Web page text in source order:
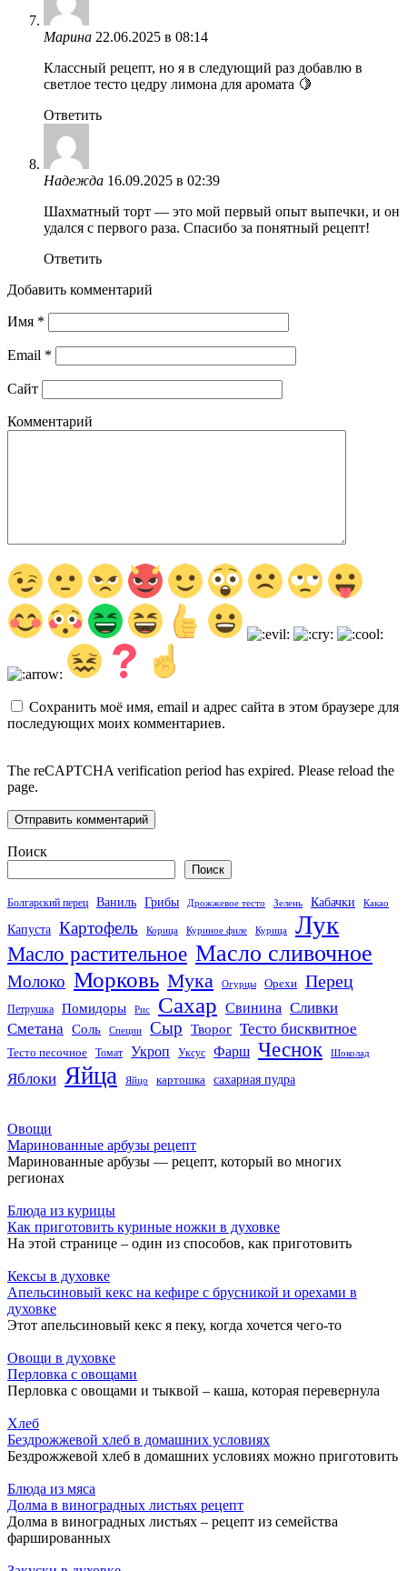
Марина 22.06.2025 в 08:14
Классный рецепт, но я в следующий раз добавлю в
светлое тесто цедру лимона для аромата 🍋
Ответить
Надежда 16.09.2025 в 02:39
Шахматный торт — это мой первый опыт выпечки, и он
удался с первого раза. Спасибо за понятный рецепт!
Ответить
Добавить комментарий
Имя *
Email *
Сайт
Комментарий
Сохранить моё имя, email и адрес сайта в этом браузере для
последующих моих комментариев.
The reCAPTCHA verification period has expired. Please reload the
page.
Поиск
Поиск
Болгарский перец Ваниль Грибы Дрожжевое тесто Зелень Кабачки Какао
Капуста Картофель Корица Куриное филе Курица Лук
Масло растительное Масло сливочное
Молоко Морковь Мука Огурцы Орехи Перец
Петрушка Помидоры Рис Сахар Свинина Сливки
Сметана Соль Специи Сыр Творог Тесто бисквитное
Тесто песочное Томат Укроп Уксус Фарш Чеснок Шоколад
Яблоки Яйца Яйцо картошка сахарная пудра
Овощи
Маринованные арбузы рецепт
Маринованные арбузы — рецепт, который во многих
регионах
Блюда из курицы
Как приготовить куриные ножки в духовке
На этой странице – один из способов, как приготовить
Кексы в духовке
Апельсиновый кекс на кефире с брусникой и орехами в
духовке
Этот апельсиновый кекс я пеку, когда хочется чего-то
Овощи в духовке
Перловка с овощами
Перловка с овощами и тыквой – каша, которая перевернула
Хлеб
Бездрожжевой хлеб в домашних условиях
Бездрожжевой хлеб в домашних условиях можно приготовить
Блюда из мяса
Долма в виноградных листьях рецепт
Долма в виноградных листьях – рецепт из семейства
фаршированных